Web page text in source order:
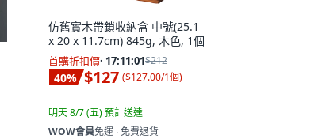
仿舊實木帶鎖收納盒 中號(25.1
x 20 x 11.7cm) 845g, 木色, 1個
首購折扣價· 17:11:00$212
40% $127 ($127.00/1個)
明天 8/7 (五)預計送達
WOW會員免運 ∙ 免費退貨